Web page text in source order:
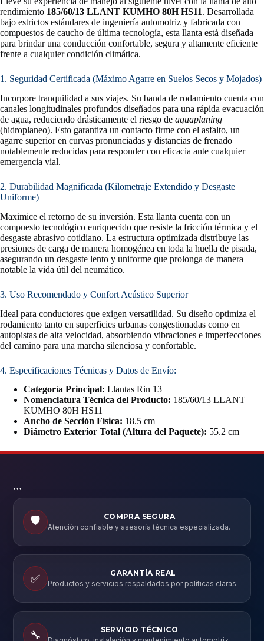
rendimiento 185/60/13 LLANT KUMHO 80H HS11. Desarrollada
bajo estrictos estándares de ingeniería automotriz y fabricada con
compuestos de caucho de última tecnología, esta llanta está diseñada
para brindar una conducción confortable, segura y altamente eficiente
frente a cualquier condición climática.
1. Seguridad Certificada (Máximo Agarre en Suelos Secos y Mojados)
Incorpore tranquilidad a sus viajes. Su banda de rodamiento cuenta con
canales longitudinales profundos diseñados para una rápida evacuación
de agua, reduciendo drásticamente el riesgo de aquaplaning
(hidroplaneo). Esto garantiza un contacto firme con el asfalto, un
agarre superior en curvas pronunciadas y distancias de frenado
notablemente reducidas para responder con eficacia ante cualquier
emergencia vial.
2. Durabilidad Magnificada (Kilometraje Extendido y Desgaste
Uniforme)
Maximice el retorno de su inversión. Esta llanta cuenta con un
compuesto tecnológico enriquecido que resiste la fricción térmica y el
desgaste abrasivo cotidiano. La estructura optimizada distribuye las
presiones de carga de manera homogénea en toda la huella de pisada,
asegurando un desgaste lento y uniforme que prolonga de manera
notable la vida útil del neumático.
3. Uso Recomendado y Confort Acústico Superior
Ideal para conductores que exigen versatilidad. Su diseño optimiza el
rodamiento tanto en superficies urbanas congestionadas como en
autopistas de alta velocidad, absorbiendo vibraciones e imperfecciones
del camino para una marcha silenciosa y confortable.
4. Especificaciones Técnicas y Datos de Envío:
Categoría Principal: Llantas Rin 13
Nomenclatura Técnica del Producto: 185/60/13 LLANT
KUMHO 80H HS11
Ancho de Sección Física: 18.5 cm
Diámetro Exterior Total (Altura del Paquete): 55.2 cm
```
🛡️
COMPRA SEGURA
Atención confiable y asesoría técnica especializada.
✅
GARANTÍA REAL
Productos y servicios respaldados por políticas claras.
🔧
SERVICIO TÉCNICO